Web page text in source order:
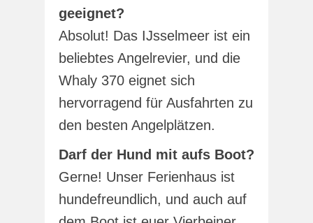
geeignet?
Absolut! Das IJsselmeer ist ein
beliebtes Angelrevier, und die
Whaly 370 eignet sich
hervorragend für Ausfahrten zu
den besten Angelplätzen.
Darf der Hund mit aufs Boot?
Gerne! Unser Ferienhaus ist
hundefreundlich, und auch auf